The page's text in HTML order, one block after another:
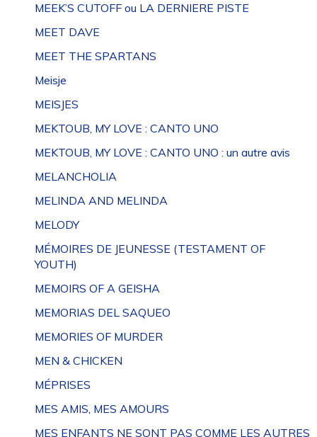
MEEK’S CUTOFF ou LA DERNIERE PISTE
MEET DAVE
MEET THE SPARTANS
Meisje
MEISJES
MEKTOUB, MY LOVE : CANTO UNO
MEKTOUB, MY LOVE : CANTO UNO : un autre avis
MELANCHOLIA
MELINDA AND MELINDA
MELODY
MÉMOIRES DE JEUNESSE (TESTAMENT OF
YOUTH)
MEMOIRS OF A GEISHA
MEMORIAS DEL SAQUEO
MEMORIES OF MURDER
MEN & CHICKEN
MÉPRISES
MES AMIS, MES AMOURS
MES ENFANTS NE SONT PAS COMME LES AUTRES